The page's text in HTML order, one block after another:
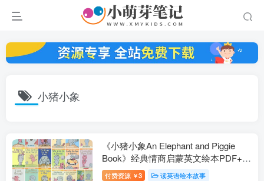
小猪小象
《小猪小象An Elephant and Piggie
Book》经典情商启蒙英文绘本PDF+音
频+视频+拓展，百度云网盘下载！
付费资源 ￥3 读英语绘本故事